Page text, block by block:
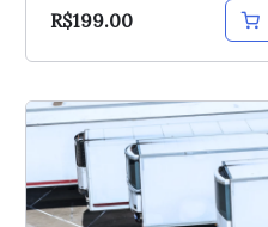
R$199.00